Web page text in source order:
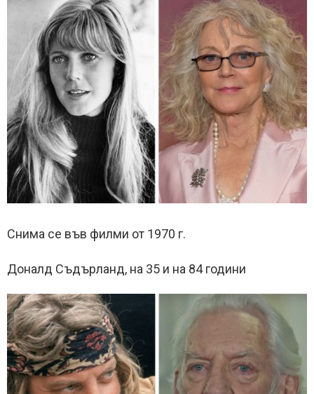
Снима се във филми от 1970 г.
Доналд Съдърланд, на 35 и на 84 години